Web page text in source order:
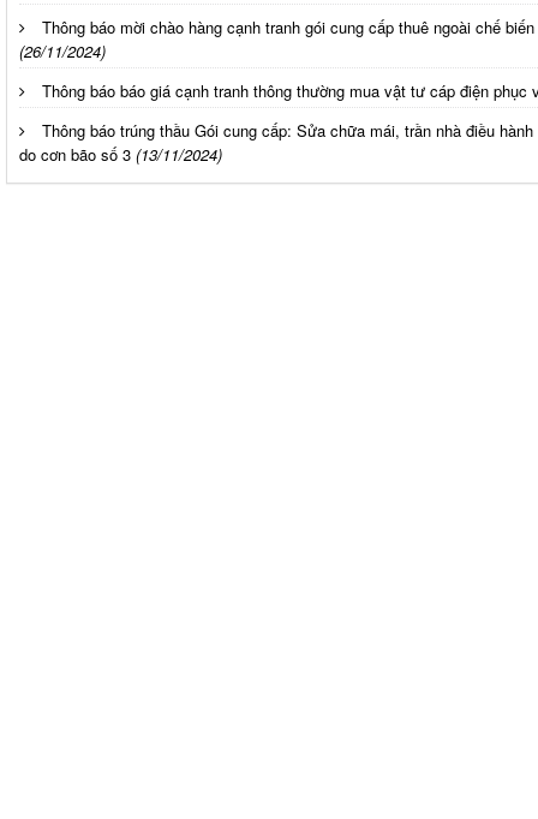
Thông báo mời chào hàng cạnh tranh gói cung cấp thuê ngoài chế
(26/11/2024)
Thông báo báo giá cạnh tranh thông thường mua vật tư cáp điện phục
Thông báo trúng thầu Gói cung cấp: Sửa chữa mái, trần nhà điều
do cơn bão số 3 (13/11/2024)